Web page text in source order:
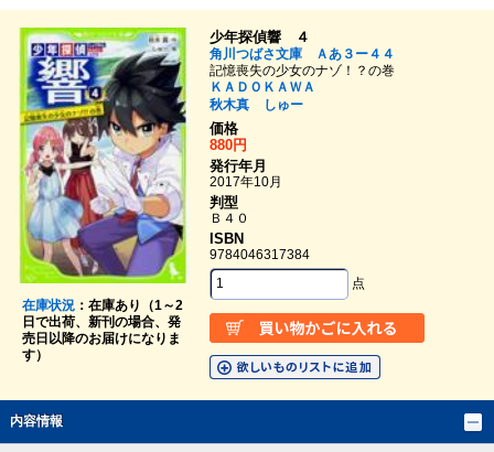
在庫状況：在庫あり（1～2
日で出荷、新刊の場合、発
売日以降のお届けになりま
す）
少年探偵響 ４
角川つばさ文庫 Ａあ３ー４４
記憶喪失の少女のナゾ！？の巻
ＫＡＤＯＫＡＷＡ
秋木真
しゅー
価格
880円
発行年月
2017年10月
判型
Ｂ４０
ISBN
9784046317384
点
内容情報